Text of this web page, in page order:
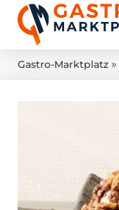
Gastro-Marktplatz »